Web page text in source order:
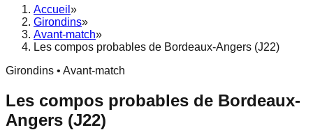
Accueil »
Girondins»
Avant-match»
Les compos probables de Bordeaux-Angers (J22)
Girondins • Avant-match
Les compos probables de Bordeaux-
Angers (J22)